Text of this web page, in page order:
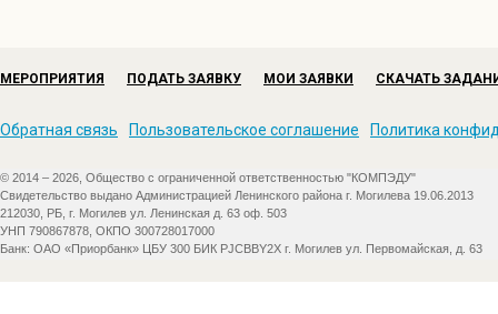
МЕРОПРИЯТИЯ ПОДАТЬ ЗАЯВКУ МОИ ЗАЯВКИ СКАЧАТЬ
Обратная связь Пользовательское соглашение Политика
© 2014 – 2026, Общество с ограниченной ответственностью "КОМПЭДУ"
Свидетельство выдано Администрацией Ленинского района г. Могилева 19.06.2013
212030, РБ, г. Могилев ул. Ленинская д. 63 оф. 503
УНП 790867878, ОКПО 300728017000
Банк: ОАО «Приорбанк» ЦБУ 300 БИК PJCBBY2X г. Могилев ул. Первомайская, д. 63